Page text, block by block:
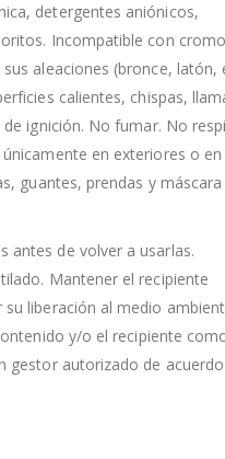
detergentes aniónicos,
Incompatible con
aleaciones (bronce, latón,
calientes, chispas,
ignición. No fumar. No
en exteriores o en
guantes, prendas y máscara
antes de volver a usarlas.
Mantener el recipiente
liberación al medio
y/o el recipiente
gestor autorizado de